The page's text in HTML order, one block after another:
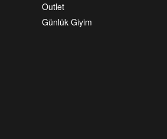
Outlet
Günlük Giyim